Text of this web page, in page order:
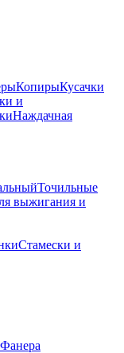
КопирыКусачки
и
Наждачная
Точильные
выжигания и
Стамески и
Фанера